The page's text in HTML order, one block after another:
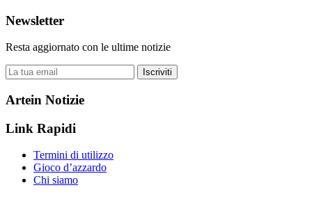
Newsletter
Resta aggiornato con le ultime notizie
Iscriviti
Artein Notizie
Link Rapidi
Termini di utilizzo
Gioco d’azzardo
Chi siamo